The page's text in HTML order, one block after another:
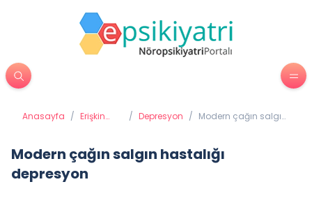
Anasayfa / Erişkin
/ Depresyon / Modern çağın salgın
Modern çağın salgın hastalığı
depresyon